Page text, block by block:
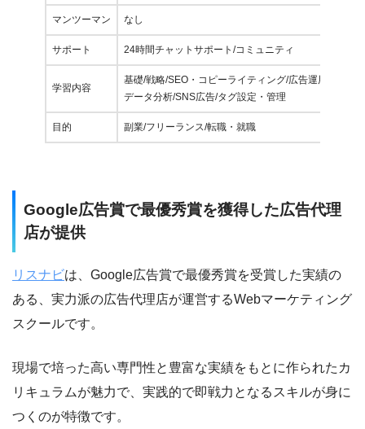
マンツーマン なし
サポート 24時間チャットサポート/コミュニティ
学習内容
基礎/戦略/SEO・コピーライティング/広告運用
データ分析/SNS広告/タグ設定・管理
目的 副業/フリーランス/転職・就職
Google広告賞で最優秀賞を獲得した広告代理
店が提供
リスナビは、Google広告賞で最優秀賞を受賞した実績の
ある、実力派の広告代理店が運営するWebマーケティング
スクールです。
現場で培った高い専門性と豊富な実績をもとに作られたカ
リキュラムが魅力で、実践的で即戦力となるスキルが身に
つくのが特徴です。